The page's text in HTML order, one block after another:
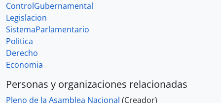
ControlGubernamental
Legislacion
SistemaParlamentario
Politica
Derecho
Economia
Personas y organizaciones relacionadas
Pleno de la Asamblea Nacional (Creador)